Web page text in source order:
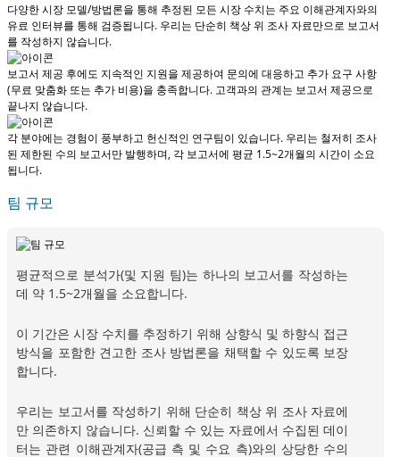
다양한 시장 모델/방법론을 통해 추정된 모든 시장 수치는 주요 이해관계자와의
유료 인터뷰를 통해 검증됩니다. 우리는 단순히 책상 위 조사 자료만으로 보고서
를 작성하지 않습니다.
보고서 제공 후에도 지속적인 지원을 제공하여 문의에 대응하고 추가 요구 사항
(무료 맞춤화 또는 추가 비용)을 충족합니다. 고객과의 관계는 보고서 제공으로
끝나지 않습니다.
각 분야에는 경험이 풍부하고 헌신적인 연구팀이 있습니다. 우리는 철저히 조사
된 제한된 수의 보고서만 발행하며, 각 보고서에 평균 1.5~2개월의 시간이 소요
됩니다.
팀 규모
평균적으로 분석가(및 지원 팀)는 하나의 보고서를 작성하는
데 약 1.5~2개월을 소요합니다.
이 기간은 시장 수치를 추정하기 위해 상향식 및 하향식 접근
방식을 포함한 견고한 조사 방법론을 채택할 수 있도록 보장
합니다.
우리는 보고서를 작성하기 위해 단순히 책상 위 조사 자료에
만 의존하지 않습니다. 신뢰할 수 있는 자료에서 수집된 데이
터는 관련 이해관계자(공급 측 및 수요 측)와의 상당한 수의